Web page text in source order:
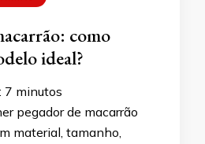
como
ideal?
7 minutos
pegador de macarrão
material, tamanho,